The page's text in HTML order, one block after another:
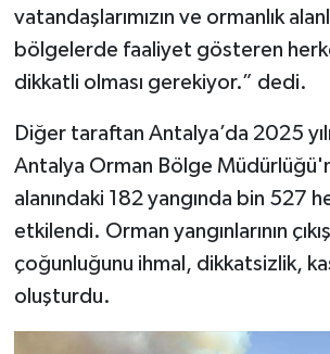
vatandaşlarımızın ve ormanlık
bölgelerde faaliyet gösteren
dikkatli olması gerekiyor.” dedi.
Diğer taraftan Antalya’da 2025
Antalya Orman Bölge
alanındaki 182 yangında bin 527
etkilendi. Orman yangınlarının
çoğunluğunu ihmal, dikkatsizlik,
oluşturdu.